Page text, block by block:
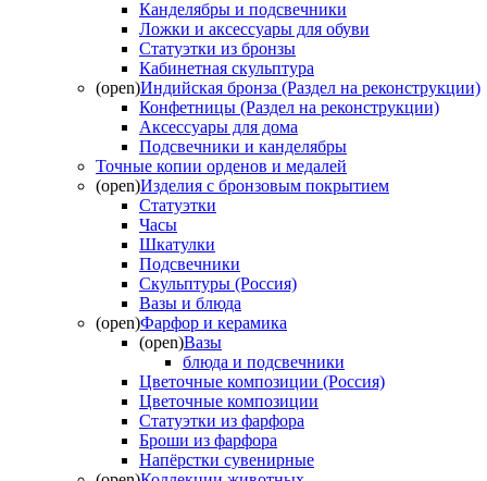
Канделябры и подсвечники
Ложки и аксессуары для обуви
Статуэтки из бронзы
Кабинетная скульптура
(open)Индийская бронза (Раздел на реконструкции)
Конфетницы (Раздел на реконструкции)
Аксессуары для дома
Подсвечники и канделябры
Точные копии орденов и медалей
(open)Изделия с бронзовым покрытием
Статуэтки
Часы
Шкатулки
Подсвечники
Скульптуры (Россия)
Вазы и блюда
(open)Фарфор и керамика
(open)Вазы
блюда и подсвечники
Цветочные композиции (Россия)
Цветочные композиции
Статуэтки из фарфора
Броши из фарфора
Напёрстки сувенирные